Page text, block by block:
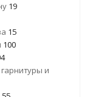
19
15
100
и